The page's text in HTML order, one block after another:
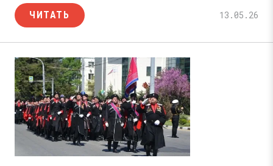
ЧИТАТЬ 13.05.26